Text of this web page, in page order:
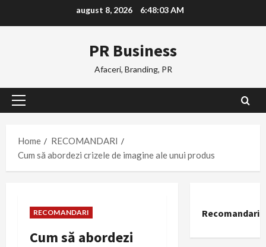
august 8, 2026 6:48:04 AM
PR Business
Afaceri, Branding, PR
Primary
Home
RECOMANDARI
Cum să abordezi crizele de imagine ale unui produs
RECOMANDARI
Cum să abordezi
Recomandari